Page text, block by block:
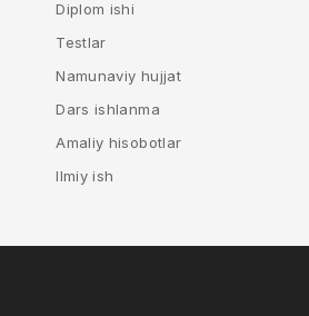
Diplom ishi
Testlar
Namunaviy hujjat
Dars ishlanma
Amaliy hisobotlar
Ilmiy ish